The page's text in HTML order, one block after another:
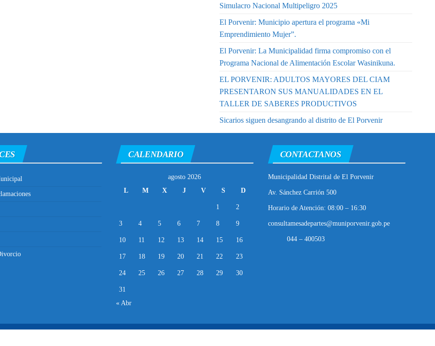
Simulacro Nacional Multipeligro 2025
El Porvenir: Municipio apertura el programa «Mi
Emprendimiento Mujer”.
El Porvenir: La Municipalidad firma compromiso con el
Programa Nacional de Alimentación Escolar Wasinikuna.
EL PORVENIR: ADULTOS MAYORES DEL CIAM
PRESENTARON SUS MANUALIDADES EN EL
TALLER DE SABERES PRODUCTIVOS
Sicarios siguen desangrando al distrito de El Porvenir
CALENDARIO
agosto 2026
L
M X J V S D
1 2
3 4 5 6 7 8 9
10 11 12 13 14 15 16
17 18 19 20 21 22 23
24 25 26 27 28 29 30
31
« Abr
CONTACTANOS
Municipalidad Distrital de El Porvenir
Av. Sánchez Carrión 500
Horario de Atención: 08:00 – 16:30
consultamesadepartes@muniporvenir.gob.pe
044 – 400503